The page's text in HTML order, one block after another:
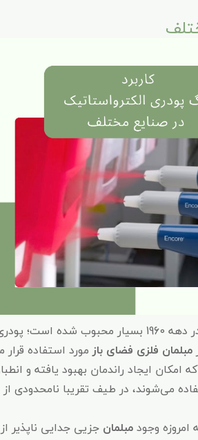
مبلمان فلزی فضای بازمورد استفاده
امکان ایجاد راندمان بهبود یافته و
می‌شوند، در طیف تقریبا نامحدودی
وجودمبلمان جزیی جدایی‌ ناپذیر